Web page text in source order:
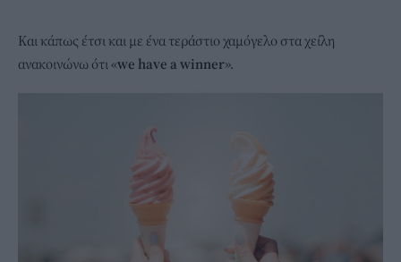
Και κάπως έτσι και με ένα τεράστιο χαμόγελο στα χείλη
ανακοινώνω ότι «we have a winner».